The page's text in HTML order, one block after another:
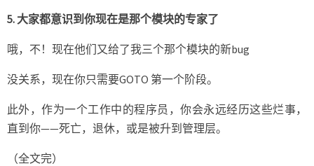
5. 大家都意识到你现在是那个模块的专家了
哦，不！现在他们又给了我三个那个模块的新bug
没关系，现在你只需要GOTO 第一个阶段。
此外，作为一个工作中的程序员，你会永远经历这些烂事，
直到你——死亡，退休，或是被升到管理层。
（全文完）